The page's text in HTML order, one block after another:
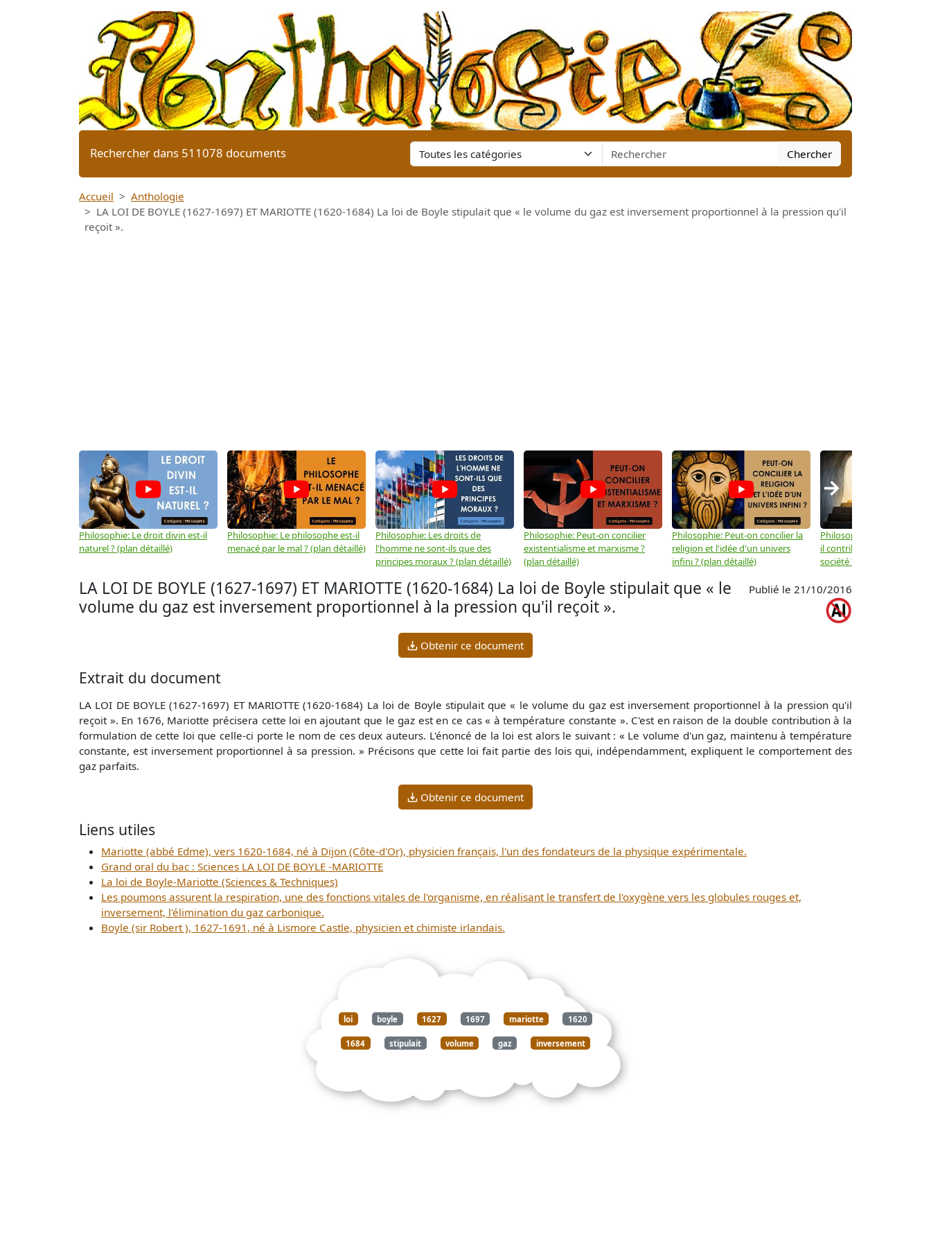
Rechercher dans 511078 documents Chercher
Accueil
Anthologie
LA LOI DE BOYLE (1627-1697) ET MARIOTTE (1620-1684) La loi de Boyle stipulait que « le volume du gaz est inversement proportionnel à la pression qu'il
reçoit ».
Philosophie: Le droit divin est-il
naturel ? (plan détaillé)
Philosophie: Le philosophe est-il
menacé par le mal ? (plan détaillé)
Philosophie: Les droits de
l'homme ne sont-ils que des
principes moraux ? (plan détaillé)
Philosophie: Peut-on concilier
existentialisme et marxisme ?
(plan détaillé)
Philosophie: Peut-on concilier la
religion et l'idée d'un univers
infini ? (plan détaillé)
Philosophie: Le
il contribuer au progrès de
société ? (plan détaillé)
→
LA LOI DE BOYLE (1627-1697) ET MARIOTTE (1620-1684) La loi de Boyle stipulait que « le
volume du gaz est inversement proportionnel à la pression qu'il reçoit ».
Publié le 21/10/2016
Obtenir ce document
Extrait du document
LA LOI DE BOYLE (1627-1697) ET MARIOTTE (1620-1684) La loi de Boyle stipulait que « le volume du gaz est inversement proportionnel à la pression qu'il
reçoit ». En 1676, Mariotte précisera cette loi en ajoutant que le gaz est en ce cas « à température constante ». C'est en raison de la double contribution à la
formulation de cette loi que celle-ci porte le nom de ces deux auteurs. L'énoncé de la loi est alors le suivant : « Le volume d'un gaz, maintenu à température
constante, est inversement proportionnel à sa pression. » Précisons que cette loi fait partie des lois qui, indépendamment, expliquent le comportement des
gaz parfaits.
Obtenir ce document
Liens utiles
Mariotte (abbé Edme), vers 1620-1684, né à Dijon (Côte-d'Or), physicien français, l'un des fondateurs de la physique expérimentale.
Grand oral du bac : Sciences LA LOI DE BOYLE -MARIOTTE
La loi de Boyle-Mariotte (Sciences & Techniques)
Les poumons assurent la respiration, une des fonctions vitales de l'organisme, en réalisant le transfert de l'oxygène vers les globules rouges et,
inversement, l'élimination du gaz carbonique.
Boyle (sir Robert ), 1627-1691, né à Lismore Castle, physicien et chimiste irlandais.
loi boyle 1627 1697 mariotte 1620
1684 stipulait volume gaz inversement